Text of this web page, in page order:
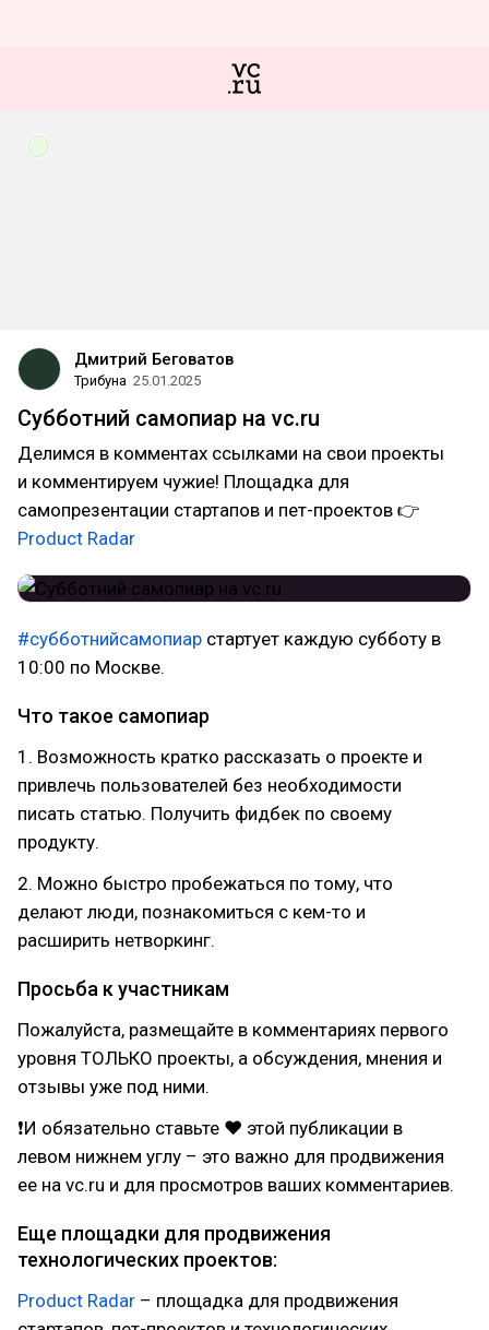
Дмитрий Беговатов
Трибуна 25.01.2025
Субботний самопиар на vc.ru
Делимся в комментах ссылками на свои проекты
и комментируем чужие! Площадка для
самопрезентации стартапов и пет-проектов 👉
Product Radar
#субботнийсамопиар стартует каждую субботу в
10:00 по Москве.
Что такое самопиар
1. Возможность кратко рассказать о проекте и
привлечь пользователей без необходимости
писать статью. Получить фидбек по своему
продукту.
2. Можно быстро пробежаться по тому, что
делают люди, познакомиться с кем-то и
расширить нетворкинг.
Просьба к участникам
Пожалуйста, размещайте в комментариях первого
уровня ТОЛЬКО проекты, а обсуждения, мнения и
отзывы уже под ними.
❗И обязательно ставьте ❤ этой публикации в
левом нижнем углу – это важно для продвижения
ее на vc.ru и для просмотров ваших комментариев.
Еще площадки для продвижения
технологических проектов:
Product Radar – площадка для продвижения